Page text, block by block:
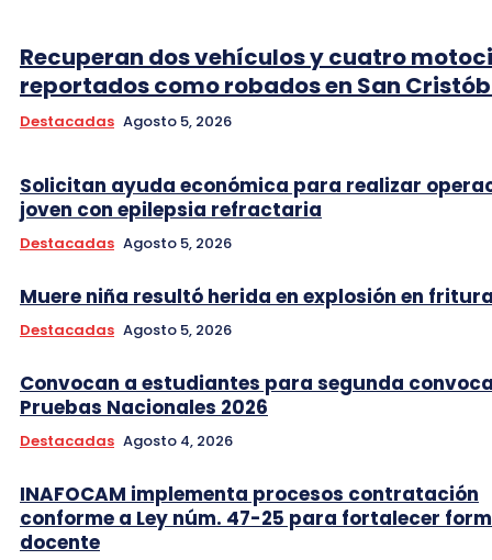
Recuperan dos vehículos y cuatro
reportados como robados en San
Destacadas Agosto 5, 2026
Solicitan ayuda económica para realizar
joven con epilepsia refractaria
Destacadas Agosto 5, 2026
Muere niña resultó herida en explosión en fritura
Destacadas Agosto 5, 2026
Convocan a estudiantes para segunda
Pruebas Nacionales 2026
Destacadas Agosto 4, 2026
INAFOCAM implementa procesos contratación
conforme a Ley núm. 47-25 para fortalecer
docente